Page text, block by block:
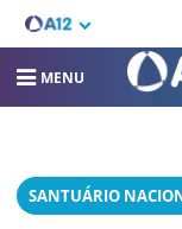
MENU
SANTUÁRIO